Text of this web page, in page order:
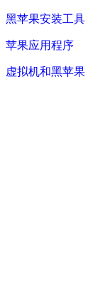
黑苹果安装工具
苹果应用程序
虚拟机和黑苹果